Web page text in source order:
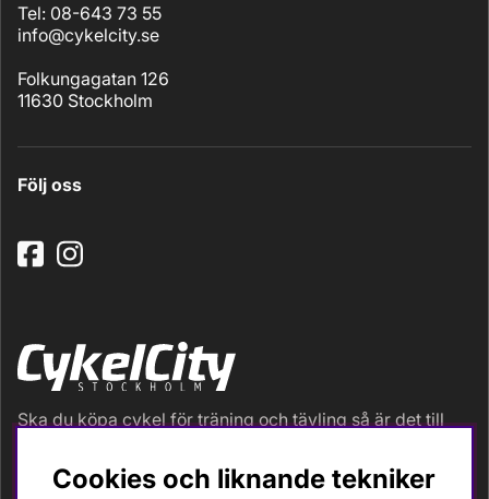
Tel: 08-643 73 55
info@cykelcity.se
Folkungagatan 126
11630 Stockholm
Följ oss
Ska du köpa cykel för träning och tävling så är det till
Vi är en mycket personlig cykelaffär med hög
servicegrad och alla vi som jobbar är inbitna cyklister
Cookies och liknande tekniker